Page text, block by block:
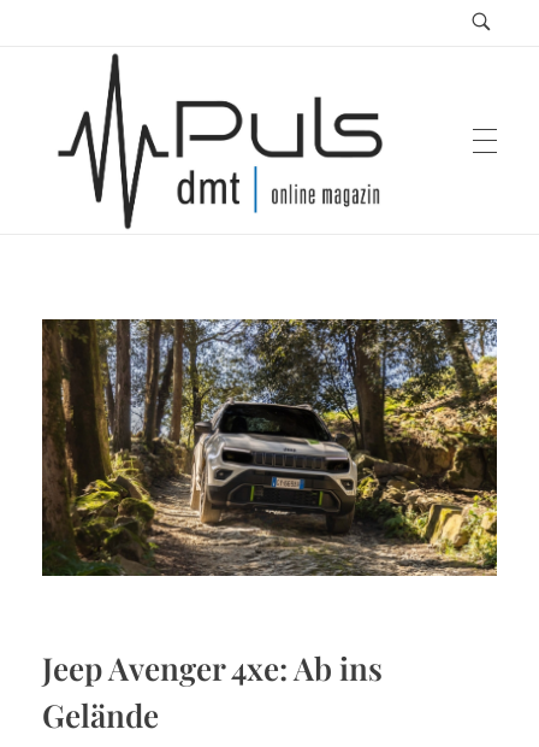
Puls Magazin
Zukunft der Mobilität
Jeep Avenger 4xe: Ab ins
Gelände